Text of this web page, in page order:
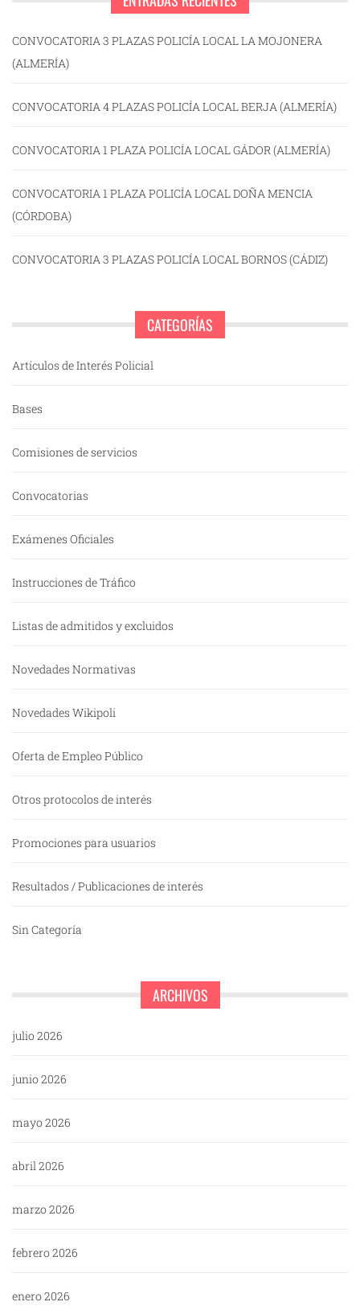
CONVOCATORIA 3 PLAZAS POLICÍA LOCAL LA MOJONERA
(ALMERÍA)
CONVOCATORIA 4 PLAZAS POLICÍA LOCAL BERJA (ALMERÍA)
CONVOCATORIA 1 PLAZA POLICÍA LOCAL GÁDOR (ALMERÍA)
CONVOCATORIA 1 PLAZA POLICÍA LOCAL DOÑA MENCIA
(CÓRDOBA)
CONVOCATORIA 3 PLAZAS POLICÍA LOCAL BORNOS (CÁDIZ)
CATEGORÍAS
Artículos de Interés Policial
Bases
Comisiones de servicios
Convocatorias
Exámenes Oficiales
Instrucciones de Tráfico
Listas de admitidos y excluidos
Novedades Normativas
Novedades Wikipoli
Oferta de Empleo Público
Otros protocolos de interés
Promociones para usuarios
Resultados / Publicaciones de interés
Sin Categoría
ARCHIVOS
julio 2026
junio 2026
mayo 2026
abril 2026
marzo 2026
febrero 2026
enero 2026